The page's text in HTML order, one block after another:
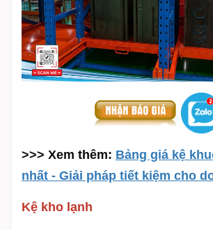
>>> Xem thêm: Bảng giá kệ
nhất - Giải pháp tiết kiệm cho
Kệ kho lạnh